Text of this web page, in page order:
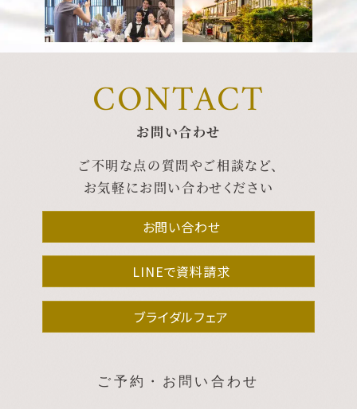
CONTACT
お問い合わせ
ご不明な点の質問やご相談など、
お気軽にお問い合わせください
お問い合わせ
LINEで資料請求
ブライダルフェア
ご予約・お問い合わせ